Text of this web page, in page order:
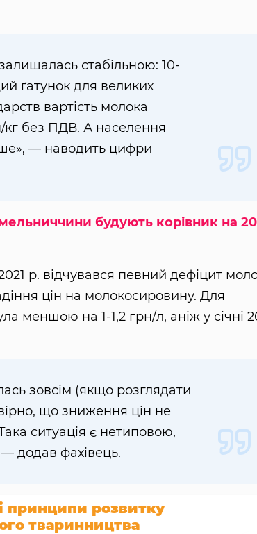
стабільною: 10-
ґатунок для великих
вартість молока
кг без ПДВ. А населення
— наводить цифри
будують корівник на
р. відчувався певний дефіцит
цін на молокосировину. Для
меншою на 1-1,2 грн/л, аніж у січні
зовсім (якщо розглядати
що зниження цін не
ситуація є нетиповою,
— додав фахівець.
принципи розвитку
тваринництва